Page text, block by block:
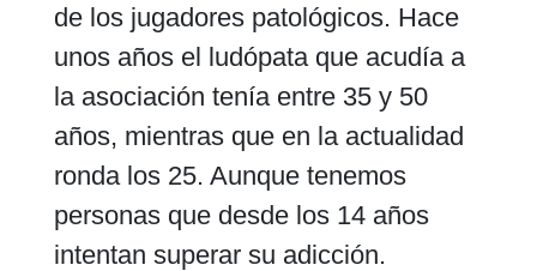
de los jugadores patológicos. Hace
unos años el ludópata que acudía a
la asociación tenía entre 35 y 50
años, mientras que en la actualidad
ronda los 25. Aunque tenemos
personas que desde los 14 años
intentan superar su adicción.